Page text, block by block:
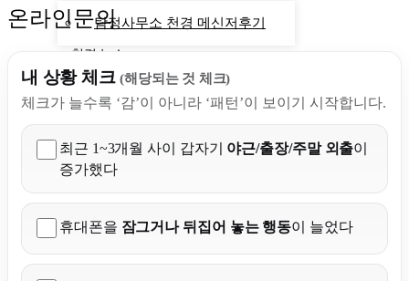
탐정사무소 천경 메신저후기
천경 뉴스
계산기
상간자소송
온라인문의
내 상황 체크(해당되는 것 체크)
체크가 늘수록 ‘감’이 아니라 ‘패턴’이 보이기 시작합니다.
최근 1~3개월 사이 갑자기 야근/출장/주말 외출이
증가했다
휴대폰을 잠그거나 뒤집어 놓는 행동이 늘었다